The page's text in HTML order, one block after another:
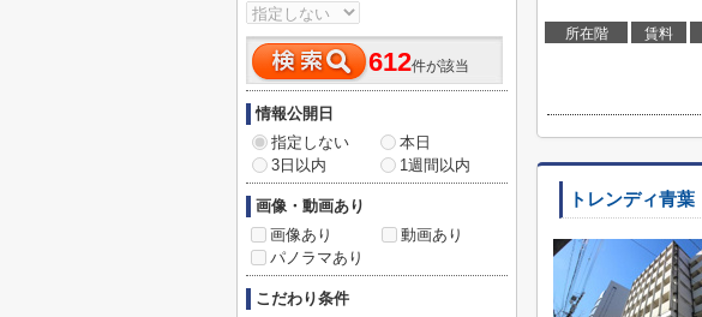
所在階 賃料
トレンディ青葉
612件が該当
情報公開日
指定しない
本日
3日以内
1週間以内
画像・動画あり
画像あり
動画あり
パノラマあり
こだわり条件